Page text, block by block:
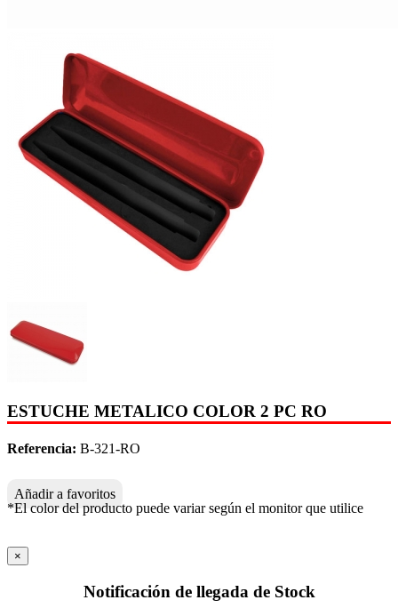
ESTUCHE METALICO COLOR 2 PC RO
Referencia: B-321-RO
Añadir a favoritos
*El color del producto puede variar según el monitor que utilice
×
Notificación de llegada de Stock